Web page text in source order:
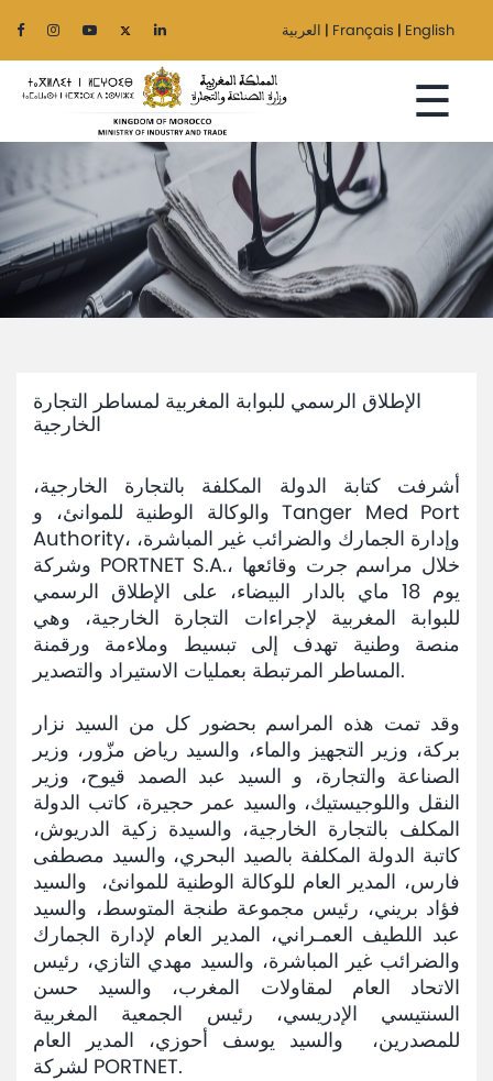
العربية | Français | English
☰
Home
The
Ministry
Regionalization
Mediaroom
Contact
الإطلاق الرسمي للبوابة المغربية لمساطر التجارة
الخارجية
أشرفت كتابة الدولة المكلفة بالتجارة الخارجية،
والوكالة الوطنية للموانئ، و Tanger Med Port
Authority، وإدارة الجمارك والضرائب غير المباشرة،
وشركة PORTNET S.A.، خلال مراسم جرت وقائعها
يوم 18 ماي بالدار البيضاء، على الإطلاق الرسمي
للبوابة المغربية لإجراءات التجارة الخارجية، وهي
منصة وطنية تهدف إلى تبسيط وملاءمة ورقمنة
المساطر المرتبطة بعمليات الاستيراد والتصدير.
وقد تمت هذه المراسم بحضور كل من السيد نزار
بركة، وزير التجهيز والماء، والسيد رياض مزّور، وزير
الصناعة والتجارة، و السيد عبد الصمد قيوح، وزير
النقل واللوجيستيك، والسيد عمر حجيرة، كاتب الدولة
المكلف بالتجارة الخارجية، والسيدة زكية الدريوش،
كاتبة الدولة المكلفة بالصيد البحري، والسيد مصطفى
فارس، المدير العام للوكالة الوطنية للموانئ، والسيد
فؤاد بريني، رئيس مجموعة طنجة المتوسط، والسيد
عبد اللطيف العمـراني، المدير العام لإدارة الجمارك
والضرائب غير المباشرة، والسيد مهدي التازي، رئيس
الاتحاد العام لمقاولات المغرب، والسيد حسن
السنتيسي الإدريسي، رئيس الجمعية المغربية
للمصدرين، والسيد يوسف أحوزي، المدير العام
لشركة PORTNET.